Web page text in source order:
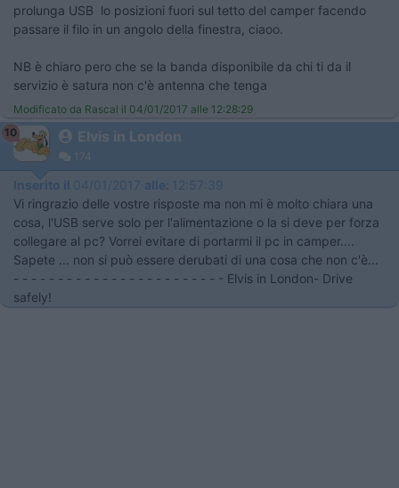
prolunga USB lo posizioni fuori sul tetto del camper facendo
passare il filo in un angolo della finestra, ciaoo.
NB è chiaro pero che se la banda disponibile da chi ti da il
servizio è satura non c'è antenna che tenga
Modificato da Rascal il 04/01/2017 alle 12:28:29
10
Elvis in London
174
Inserito il 04/01/2017 alle: 12:57:39
Vi ringrazio delle vostre risposte ma non mi è molto chiara una
cosa, l'USB serve solo per l'alimentazione o la si deve per forza
collegare al pc? Vorrei evitare di portarmi il pc in camper....
Sapete ... non si può essere derubati di una cosa che non c'è...
- - - - - - - - - - - - - - - - - - - - - - - - Elvis in London- Drive
safely!